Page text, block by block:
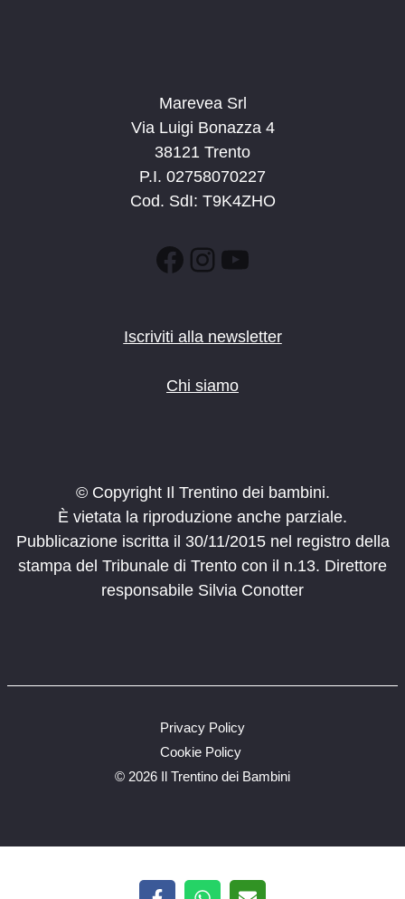
Marevea Srl
Via Luigi Bonazza 4
38121 Trento
P.I. 02758070227
Cod. SdI: T9K4ZHO
Facebook
Instagram
YouTube
Iscriviti alla newsletter
Chi siamo
© Copyright Il Trentino dei bambini.
È vietata la riproduzione anche parziale.
Pubblicazione iscritta il 30/11/2015 nel registro della
stampa del Tribunale di Trento con il n.13. Direttore
responsabile Silvia Conotter
© 2026 Il Trentino dei Bambini
Privacy Policy
Cookie Policy